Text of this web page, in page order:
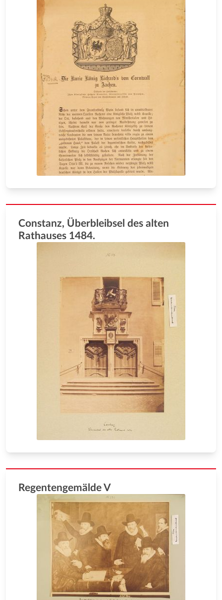
Constanz, Überbleibsel des alten
Rathauses 1484.
Regentengemälde V